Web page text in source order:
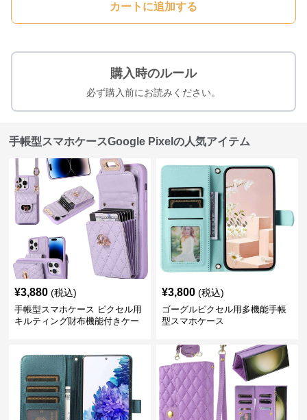
カートに追加する
購入時のルール
必ず購入前にお読みください。
手帳型スマホケースGoogle Pixelの人気アイテム
¥3,880 (税込)
手帳型スマホケース ピクセル用
キルティング財布機能付きケー
¥3,800 (税込)
ゴーグルピクセル用多機能手帳
型スマホケース